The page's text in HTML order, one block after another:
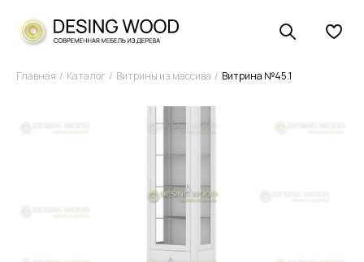
Главная Каталог Витрины из массива Витрина №45.1